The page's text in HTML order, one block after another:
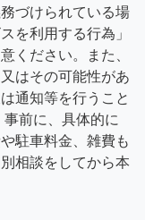
づけられている場
を利用する行為」
ください。また、
はその可能性があ
通知等を行うこと
前に、具体的に
駐車料金、雑費も
相談をしてから本